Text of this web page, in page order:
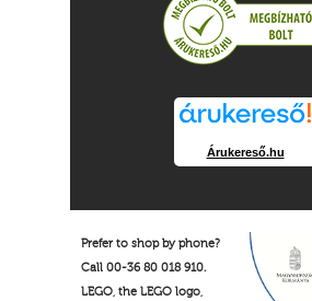
Árukereső.hu
Prefer to shop by phone?
Call 00-36 80 018 910.
LEGO, the LEGO logo,